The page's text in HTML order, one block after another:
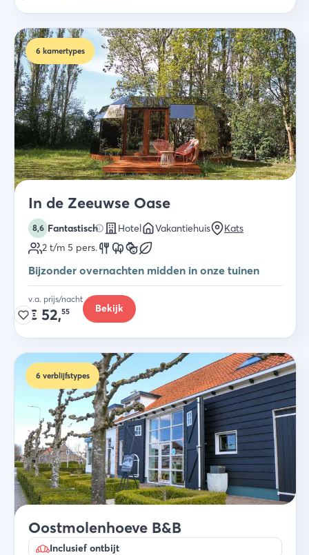
6 kamertypes
In de Zeeuwse Oase
8,6 Fantastisch Hotel Vakantiehuis
Kats
2 t/m 5 pers.
Bijzonder overnachten midden in onze tuinen
v.a. prijs/nacht
€ 52,55 Bekijk
6 verblijfstypes
Oostmolenhoeve B&B
Inclusief ontbijt